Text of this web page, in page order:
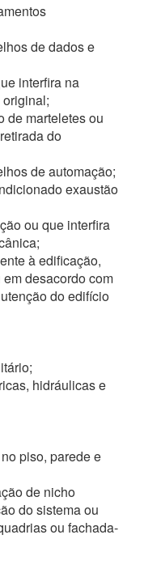
de dados e
interfira na
de marteletes ou
do
de automação;
exaustão
ou que interfira
à edificação,
desacordo com
do edifício
hidráulicas e
piso, parede e
de nicho
do sistema ou
ou fachada-